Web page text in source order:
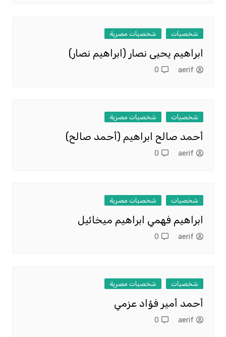
شخصيات شخصيات مصرية
ابراهيم يحيى نصار (ابراهيم نصار)
aerif
0
شخصيات شخصيات مصرية
أحمد صالح ابراهيم (أحمد صالح)
aerif
0
شخصيات شخصيات مصرية
ابراهيم فهمي ابراهيم ميخائيل
aerif
0
شخصيات شخصيات مصرية
أحمد أمير فؤاد عزمي
aerif
0